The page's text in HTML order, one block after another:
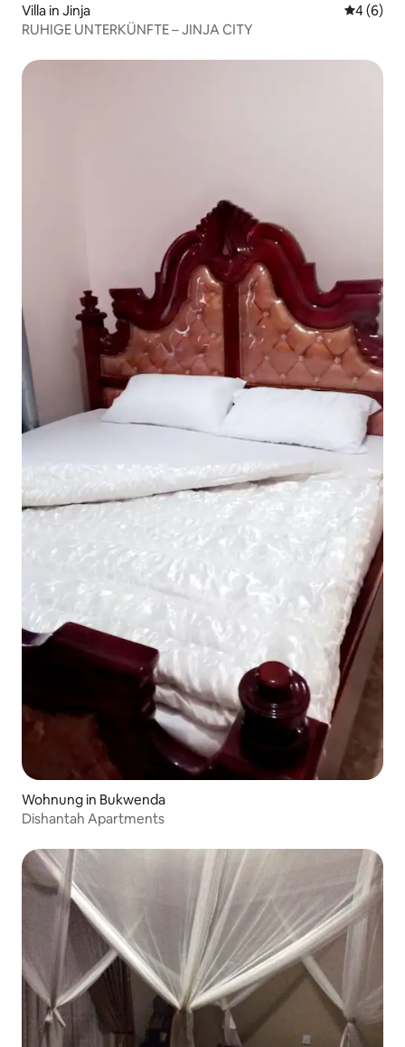
Villa in Jinja
4 (6)
RUHIGE UNTERKÜNFTE – JINJA CITY
Wohnung in Bukwenda
Dishantah Apartments